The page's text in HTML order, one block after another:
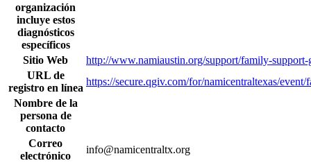
organización
incluye estos
diagnósticos
específicos
Sitio Web
http://www.namiaustin.org/support/family-support-
URL de
registro en línea
https://secure.qgiv.com/for/namicentraltexas/
Nombre de la
persona de
contacto
Correo
electrónico
info@namicentraltx.org